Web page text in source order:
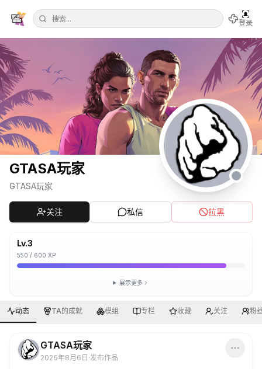
登录
GTASA玩家
GTASA玩家
关注 私信 拉黑
Lv.3
550 / 600 XP
展示更多
动态 TA的成就 模组 专栏 收藏 关注 粉
GTASA玩家
2026年8月6日 ·发布作品